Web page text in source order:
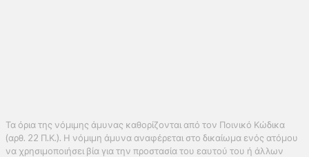
Τα όρια της νόμιμης άμυνας καθορίζονται από τον Ποινικό Κώδικα
(αρθ. 22 Π.Κ.). Η νόμιμη άμυνα αναφέρεται στο δικαίωμα ενός ατόμου
να χρησιμοποιήσει βία για την προστασία του εαυτού του ή άλλων